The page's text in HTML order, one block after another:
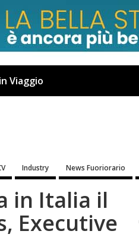
Viaggio
Industry News Fuoriorario
in Italia il
Executive